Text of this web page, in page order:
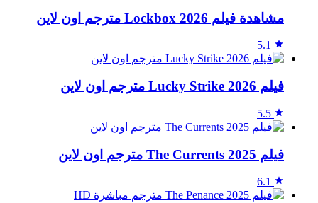
مشاهدة فيلم Lockbox 2026 مترجم اون لاين
5.1
فيلم Lucky Strike 2026 مترجم اون لاين
5.5
فيلم The Currents 2025 مترجم اون لاين
6.1